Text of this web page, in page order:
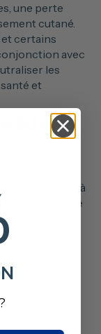
une perte
cutané.
et certains
avec
les
et
peaux
l'humidité et à
aider à réduire
que les
de
avec une
maximiser les